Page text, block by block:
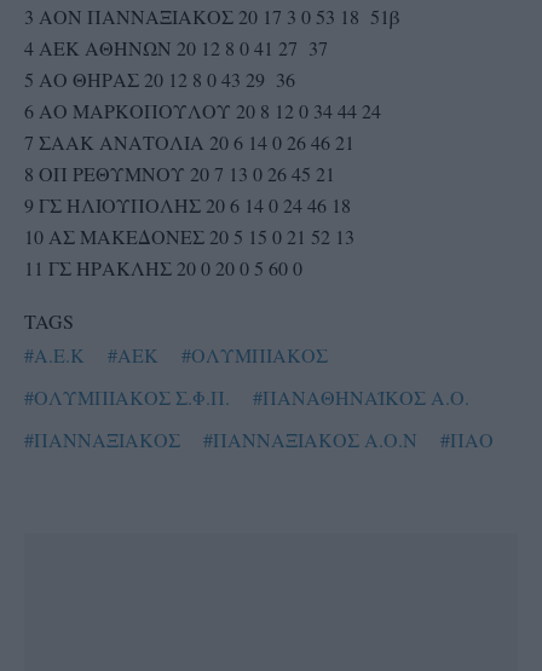
3 ΑΟΝ ΠΑΝΝΑΞΙΑΚΟΣ 20 17 3 0 53 18 51β
4 ΑΕΚ ΑΘΗΝΩΝ 20 12 8 0 41 27 37
5 ΑΟ ΘΗΡΑΣ 20 12 8 0 43 29 36
6 ΑΟ ΜΑΡΚΟΠΟΥΛΟΥ 20 8 12 0 34 44 24
7 ΣΑΑΚ ΑΝΑΤΟΛΙΑ 20 6 14 0 26 46 21
8 ΟΠ ΡΕΘΥΜΝΟΥ 20 7 13 0 26 45 21
9 ΓΣ ΗΛΙΟΥΠΟΛΗΣ 20 6 14 0 24 46 18
10 ΑΣ ΜΑΚΕΔΟΝΕΣ 20 5 15 0 21 52 13
11 ΓΣ ΗΡΑΚΛΗΣ 20 0 20 0 5 60 0
TAGS
#Α.Ε.Κ
#AEK
#ΟΛΥΜΠΙΑΚΟΣ
#ΟΛΥΜΠΙΑΚΟΣ Σ.Φ.Π.
#ΠΑΝΑΘΗΝΑΪΚΟΣ Α.Ο.
#ΠΑΝΝΑΞΙΑΚΟΣ
#ΠΑΝΝΑΞΙΑΚΟΣ Α.Ο.Ν #ΠΑΟ